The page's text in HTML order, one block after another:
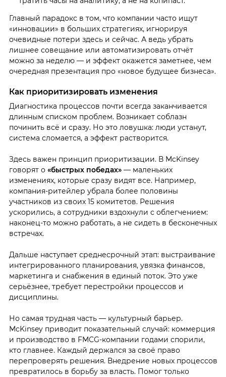
Главный парадокс в том, что компании часто ищут
«инновации» в больших стратегиях, игнорируя
очевидные потери здесь и сейчас. А ведь убрать
лишнее совещание или автоматизировать отчёт
можно за неделю — и эффект окажется заметнее, чем
очередная презентация про «новое будущее бизнеса».
Как приоритизировать изменения
Диагностика процессов почти всегда заканчивается
длинным списком проблем. Возникает соблазн
починить всё и сразу. Но это ловушка: люди устанут,
система сломается, а эффект растворится.
Здесь важен принцип приоритизации. В McKinsey
говорят о «быстрых победах»— маленьких
изменениях, которые сразу видят все. Например,
компания-ритейлер убрала более половины
участников из своих 15 комитетов. Решения
ускорились, а сотрудники вздохнули с облегчением:
наконец-то можно работать, а не сидеть в бесконечных
встречах.
Дальше наступает среднесрочный этап: выстраивание
интегрированного планирования, увязка финансов,
маркетинга и снабжения в единый поток. Это уже
серьёзнее, требует перестройки процессов и
дисциплины.
Но самая трудная часть — культурный барьер.
McKinsey приводит показательный случай: коммерция
и производство в FMCG-компании годами спорили,
кто главнее. Каждый держался за своё право
перепроверять решения. Внедрение новых процессов
превратилось в борьбу за власть. Помог только